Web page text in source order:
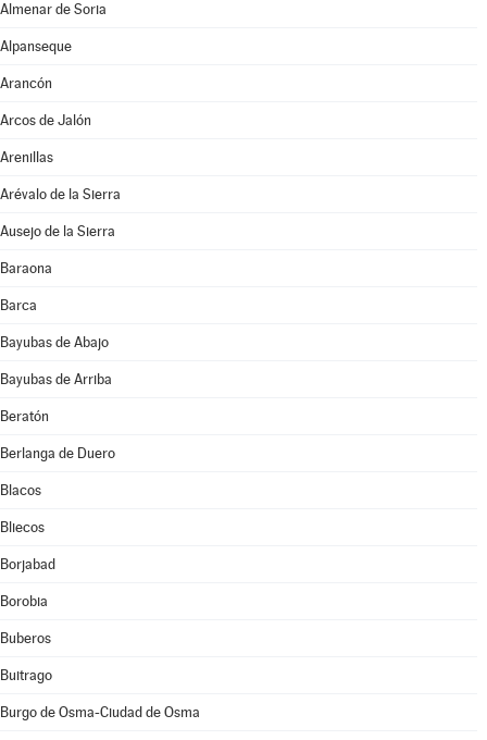
Almenar de Soria
Alpanseque
Arancón
Arcos de Jalón
Arenillas
Arévalo de la Sierra
Ausejo de la Sierra
Baraona
Barca
Bayubas de Abajo
Bayubas de Arriba
Beratón
Berlanga de Duero
Blacos
Bliecos
Borjabad
Borobia
Buberos
Buitrago
Burgo de Osma-Ciudad de Osma